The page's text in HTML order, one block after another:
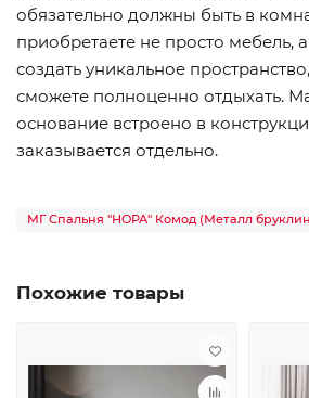
обязательно должны быть в
приобретаете не просто мебель,
создать уникальное
сможете полноценно отдыхать.
основание встроено в
заказывается отдельно.
МГ Спальня "НОРА" Комод (Металл
Похожие товары